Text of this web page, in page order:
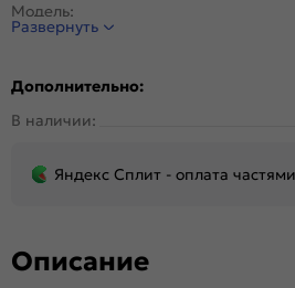
Модель:
Открывание:
Исполнение:
Марка
Отделка
Стальной лист с
внутри:
Развернуть
Дополнительно:
В наличии:
Яндекс Сплит - оплата частями
Описание